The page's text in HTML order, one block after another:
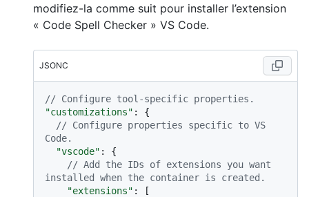
modifiez-la comme suit pour installer l’extension
« Code Spell Checker » VS Code.
JSONC
// Configure tool-specific properties.
"customizations" :
{
// Configure properties specific to VS
Code.
"vscode" :
{
// Add the IDs of extensions you want
installed when the container is created.
"extensions" :
[